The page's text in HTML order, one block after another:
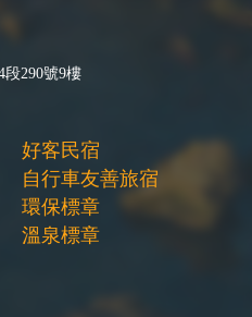
段290號9樓
好客民宿
自行車友善旅宿
環保標章
溫泉標章